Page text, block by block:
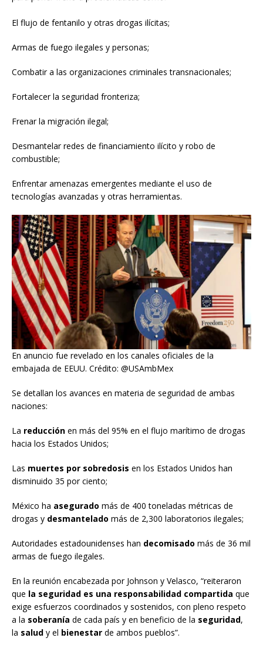
El flujo de fentanilo y otras drogas ilícitas;
Armas de fuego ilegales y personas;
Combatir a las organizaciones criminales transnacionales;
Fortalecer la seguridad fronteriza;
Frenar la migración ilegal;
Desmantelar redes de financiamiento ilícito y robo de
combustible;
Enfrentar amenazas emergentes mediante el uso de
tecnologías avanzadas y otras herramientas.
En anuncio fue revelado en los canales oficiales de la
embajada de EEUU. Crédito: @USAmbMex
Se detallan los avances en materia de seguridad de ambas
naciones:
La reducción en más del 95% en el flujo marítimo de drogas
hacia los Estados Unidos;
Las muertes por sobredosis en los Estados Unidos han
disminuido 35 por ciento;
México ha asegurado más de 400 toneladas métricas de
drogas y desmantelado más de 2,300 laboratorios ilegales;
Autoridades estadounidenses han decomisado más de 36 mil
armas de fuego ilegales.
En la reunión encabezada por Johnson y Velasco, “reiteraron
que la seguridad es una responsabilidad compartida que
exige esfuerzos coordinados y sostenidos, con pleno respeto
a la soberanía de cada país y en beneficio de la seguridad,
la salud y el bienestar de ambos pueblos”.